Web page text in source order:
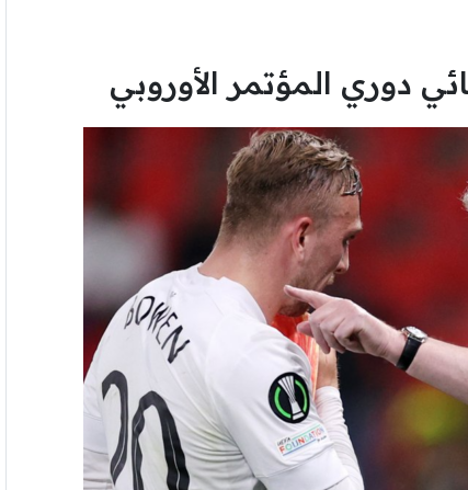
دوري المؤتمر الأوروبي